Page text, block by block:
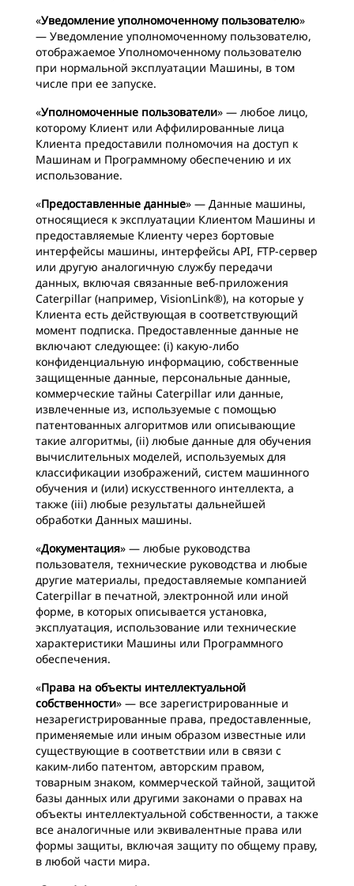
«Уведомление уполномоченному пользователю»
— Уведомление уполномоченному пользователю,
отображаемое Уполномоченному пользователю
при нормальной эксплуатации Машины, в том
числе при ее запуске.
«Уполномоченные пользователи» — любое лицо,
которому Клиент или Аффилированные лица
Клиента предоставили полномочия на доступ к
Машинам и Программному обеспечению и их
использование.
«Предоставленные данные» — Данные машины,
относящиеся к эксплуатации Клиентом Машины и
предоставляемые Клиенту через бортовые
интерфейсы машины, интерфейсы API, FTP-сервер
или другую аналогичную службу передачи
данных, включая связанные веб-приложения
Caterpillar (например, VisionLink®), на которые у
Клиента есть действующая в соответствующий
момент подписка. Предоставленные данные не
включают следующее: (i) какую-либо
конфиденциальную информацию, собственные
защищенные данные, персональные данные,
коммерческие тайны Caterpillar или данные,
извлеченные из, используемые с помощью
патентованных алгоритмов или описывающие
такие алгоритмы, (ii) любые данные для обучения
вычислительных моделей, используемых для
классификации изображений, систем машинного
обучения и (или) искусственного интеллекта, а
также (iii) любые результаты дальнейшей
обработки Данных машины.
«Документация» — любые руководства
пользователя, технические руководства и любые
другие материалы, предоставляемые компанией
Caterpillar в печатной, электронной или иной
форме, в которых описывается установка,
эксплуатация, использование или технические
характеристики Машины или Программного
обеспечения.
«Права на объекты интеллектуальной
собственности» — все зарегистрированные и
незарегистрированные права, предоставленные,
применяемые или иным образом известные или
существующие в соответствии или в связи с
каким-либо патентом, авторским правом,
товарным знаком, коммерческой тайной, защитой
базы данных или другими законами о правах на
объекты интеллектуальной собственности, а также
все аналогичные или эквивалентные права или
формы защиты, включая защиту по общему праву,
в любой части мира.